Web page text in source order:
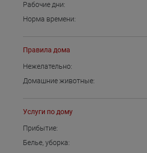
Рабочие дни:
Норма времени:
Правила дома
Нежелательно:
Домашние животные:
Услуги по дому
Прибытие:
Белье, уборка: